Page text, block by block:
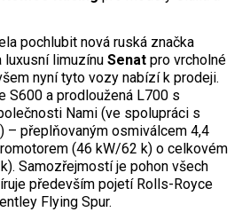
pochlubit nová ruská značka
luxusní limuzínu Senat pro vrcholné
nyní tyto vozy nabízí k prodeji.
S600 a prodloužená L700 s
Nami (ve spolupráci s
– přeplňovaným osmiválcem 4,4
(46 kW/62 k) o celkovém
Samozřejmostí je pohon všech
především pojetí Rolls-Royce
Flying Spur.